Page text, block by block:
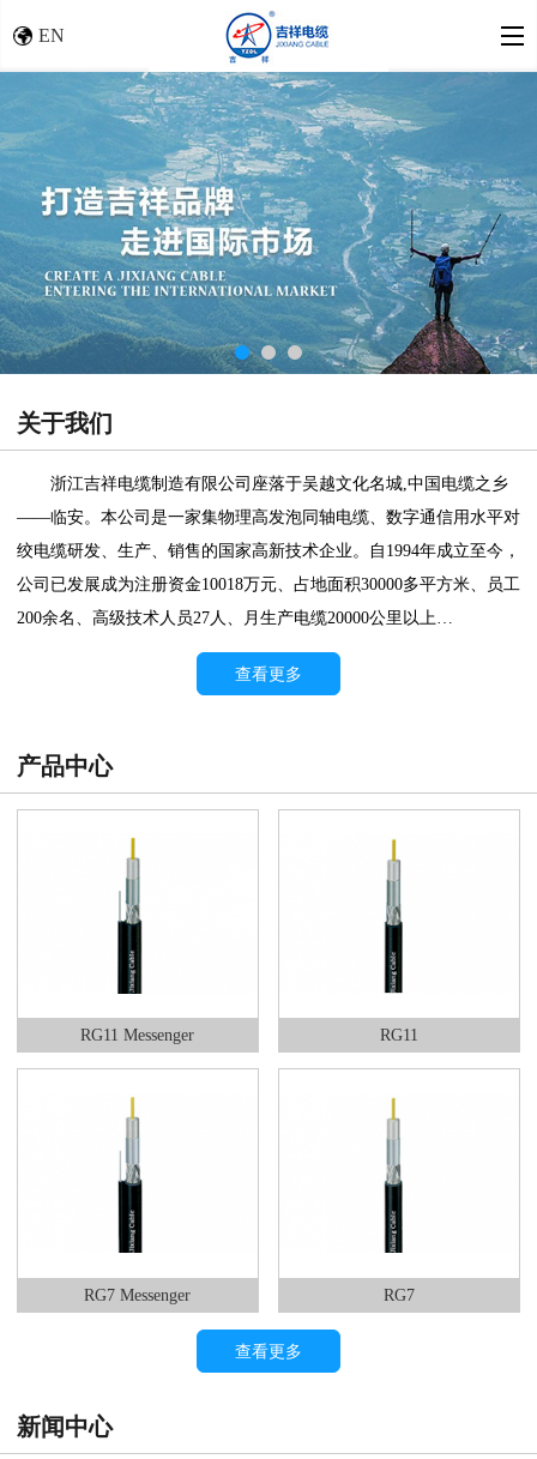
EN
关于我们
浙江吉祥电缆制造有限公司座落于吴越文化名城,中国电缆之乡
――临安。本公司是一家集物理高发泡同轴电缆、数字通信用水平对
绞电缆研发、生产、销售的国家高新技术企业。自1994年成立至今，
公司已发展成为注册资金10018万元、占地面积30000多平方米、员工
200余名、高级技术人员27人、月生产电缆20000公里以上…
查看更多
产品中心
RG11 Messenger RG11
RG7 Messenger RG7
查看更多
新闻中心